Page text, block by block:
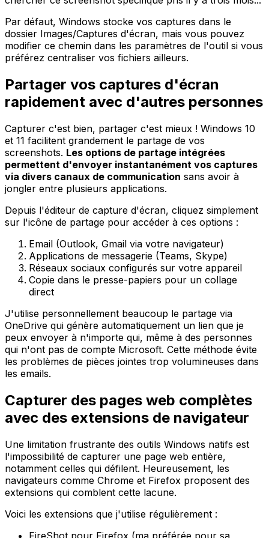
Par défaut, Windows stocke vos captures dans le
dossier Images/Captures d'écran, mais vous pouvez
modifier ce chemin dans les paramètres de l'outil si vous
préférez centraliser vos fichiers ailleurs.
Partager vos captures d'écran
rapidement avec d'autres personnes
Capturer c'est bien, partager c'est mieux ! Windows 10
et 11 facilitent grandement le partage de vos
screenshots. Les options de partage intégrées
permettent d'envoyer instantanément vos captures
via divers canaux de communication sans avoir à
jongler entre plusieurs applications.
Depuis l'éditeur de capture d'écran, cliquez simplement
sur l'icône de partage pour accéder à ces options :
Email (Outlook, Gmail via votre navigateur)
Applications de messagerie (Teams, Skype)
Réseaux sociaux configurés sur votre appareil
Copie dans le presse-papiers pour un collage
direct
J'utilise personnellement beaucoup le partage via
OneDrive qui génère automatiquement un lien que je
peux envoyer à n'importe qui, même à des personnes
qui n'ont pas de compte Microsoft. Cette méthode évite
les problèmes de pièces jointes trop volumineuses dans
les emails.
Capturer des pages web complètes
avec des extensions de navigateur
Une limitation frustrante des outils Windows natifs est
l'impossibilité de capturer une page web entière,
notamment celles qui défilent. Heureusement, les
navigateurs comme Chrome et Firefox proposent des
extensions qui comblent cette lacune.
Voici les extensions que j'utilise régulièrement :